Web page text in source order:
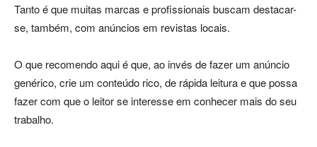
Tanto é que muitas marcas e profissionais buscam destacar-
se, também, com anúncios em revistas locais.
O que recomendo aqui é que, ao invés de fazer um anúncio
genérico, crie um conteúdo rico, de rápida leitura e que possa
fazer com que o leitor se interesse em conhecer mais do seu
trabalho.